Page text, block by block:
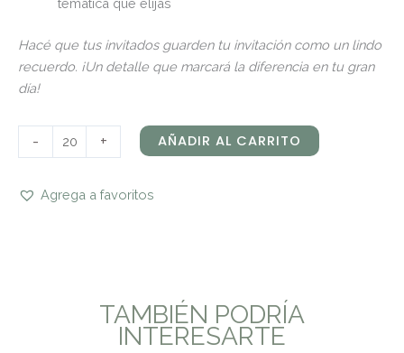
Hacé que tus invitados guarden tu invitación como un lindo
recuerdo. ¡Un detalle que marcará la diferencia en tu gran
día!
- + AÑADIR AL CARRITO
Agrega a favoritos
TAMBIÉN PODRÍA
INTERESARTE